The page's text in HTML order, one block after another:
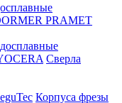
PRAMET
Сверла
Корпуса фрезы